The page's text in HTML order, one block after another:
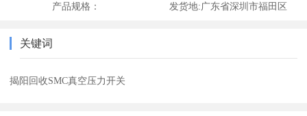
产品规格： 发货地:广东省深圳市福田区
关键词
揭阳回收SMC真空压力开关